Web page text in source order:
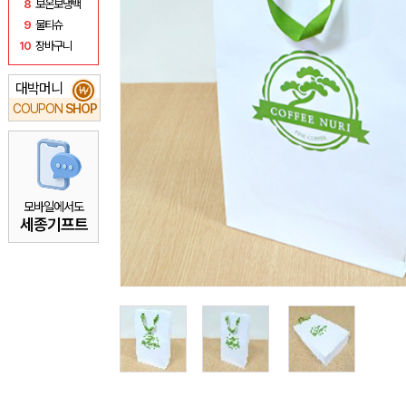
8 보온보냉백
9 물티슈
10 장바구니
대박머니
COUPON SHOP
₩
모바일에서도
세종기프트